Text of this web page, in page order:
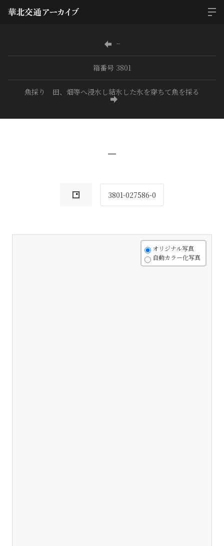
−
箱番号 3801
魚採り 田、畑等へ浸水し結氷した氷を穿ちて魚を採る
−
3801-027586-0
オリジナル写真
自動カラー化写真